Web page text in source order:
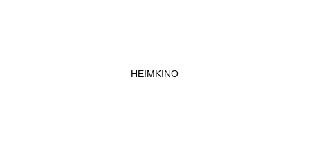
HEIMKINO